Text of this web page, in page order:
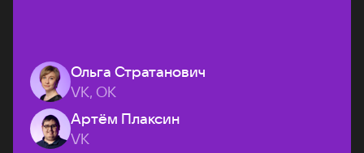
Ольга Стратанович
VK, ОК
Артём Плаксин
VK